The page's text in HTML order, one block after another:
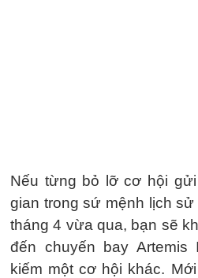
Nếu từng bỏ lỡ cơ hội
gian trong sứ mệnh lịch sử
tháng 4 vừa qua, bạn sẽ
đến chuyến bay
kiếm một cơ hội khác.